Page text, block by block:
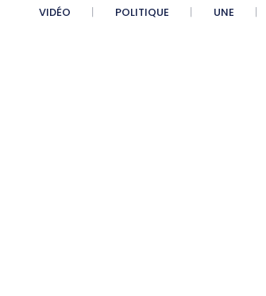
VIDÉO POLITIQUE UNE